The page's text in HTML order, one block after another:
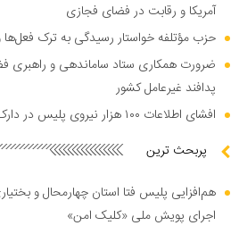
آمریکا و رقابت در فضای فجازی
حزب مؤتلفه خواستار رسیدگی به ترک
ضرورت همکاری ستاد ساماندهی و راهبری
پدافند غیرعامل کشور
افشای اطلاعات ۱۰۰ هزار نیروی پلیس در دارک وب
پربحث ترین
هم‌افزایی پلیس فتا استان چهارمحال و
اجرای پویش ملی «کلیک امن»